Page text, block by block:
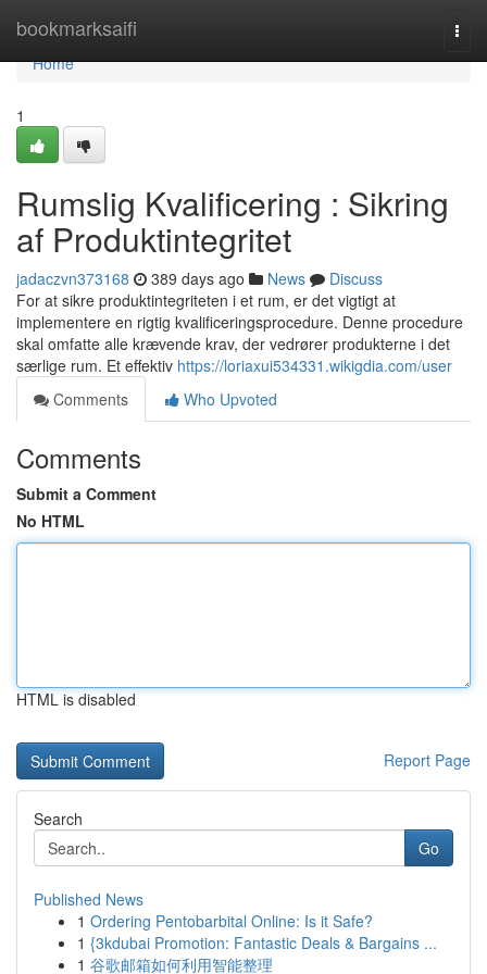
bookmarksaifi
Home
Home
1
Rumslig Kvalificering : Sikring
af Produktintegritet
jadaczvn373168 389 days ago News
Discuss
For at sikre produktintegriteten i et rum, er det vigtigt at
implementere en rigtig kvalificeringsprocedure. Denne procedure
skal omfatte alle krævende krav, der vedrører produkterne i det
særlige rum. Et effektiv https://loriaxui534331.wikigdia.com/user
Comments
Who Upvoted
Comments
Submit a Comment
No HTML
HTML is disabled
Report Page
Search
Go
Published News
1 Ordering Pentobarbital Online: Is it Safe?
1 {3kdubai Promotion: Fantastic Deals & Bargains ...
1 谷歌邮箱如何利用智能整理